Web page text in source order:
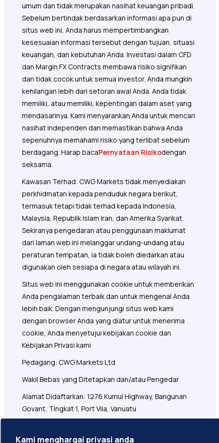
umum dan tidak merupakan nasihat keuangan pribadi.
Sebelum bertindak berdasarkan informasi apa pun di
situs web ini, Anda harus mempertimbangkan
kesesuaian informasi tersebut dengan tujuan, situasi
keuangan, dan kebutuhan Anda. Investasi dalam CFD
dan Margin FX Contracts membawa risiko signifikan
dan tidak cocok untuk semua investor. Anda mungkin
kehilangan lebih dari setoran awal Anda. Anda tidak
memiliki, atau memiliki, kepentingan dalam aset yang
mendasarinya. Kami menyarankan Anda untuk mencari
nasihat independen dan memastikan bahwa Anda
sepenuhnya memahami risiko yang terlibat sebelum
berdagang. Harap bacaPernyataan Risikodengan
seksama.
Kawasan Terhad: CWG Markets tidak menyediakan
perkhidmatan kepada penduduk negara berikut,
termasuk tetapi tidak terhad kepada Indonesia,
Malaysia, Republik Islam Iran, dan Amerika Syarikat.
Sekiranya pengedaran atau penggunaan maklumat
dari laman web ini melanggar undang-undang atau
peraturan tempatan, ia tidak boleh diedarkan atau
digunakan oleh sesiapa di negara atau wilayah ini.
Situs web ini menggunakan cookie untuk memberikan
Anda pengalaman terbaik dan untuk mengenal Anda
lebih baik. Dengan mengunjungi situs web kami
dengan browser Anda yang diatur untuk menerima
cookie, Anda menyetujui kebijakan cookie dan
Kebijakan Privasi kami
Pedagang: CWG Markets Ltd
Wakil Bebas yang Ditetapkan dan/atau Pengedar
Alamat Didaftarkan: 1276 Kumul Highway, Bangunan
Govant, Tingkat 1, Port Vila, Vanuatu
pemasaran, pengedaran, dan perkhidmatan
Kami menghargai privasi anda